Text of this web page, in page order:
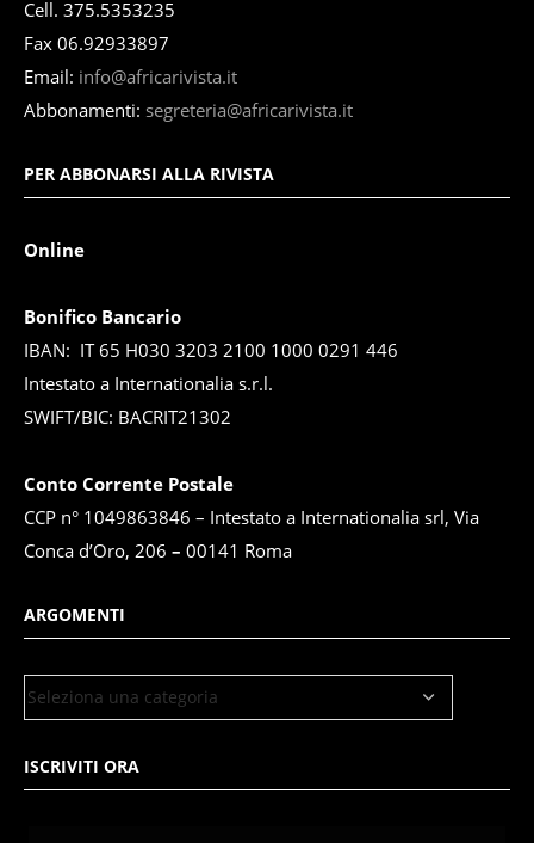
Cell. 375.5353235
Fax 06.92933897
Email: info@africarivista.it
Abbonamenti: segreteria@africarivista.it
PER ABBONARSI ALLA RIVISTA
Online
Bonifico Bancario
IBAN: IT 65 H030 3203 2100 1000 0291 446
Intestato a Internationalia s.r.l.
SWIFT/BIC: BACRIT21302
Conto Corrente Postale
CCP n° 1049863846 – Intestato a Internationalia srl, Via
Conca d’Oro, 206 – 00141 Roma
ARGOMENTI
ISCRIVITI ORA